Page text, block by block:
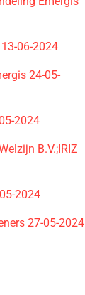
06-2024
24-05-
2024
B.V.;IRIZ
2024
27-05-2024